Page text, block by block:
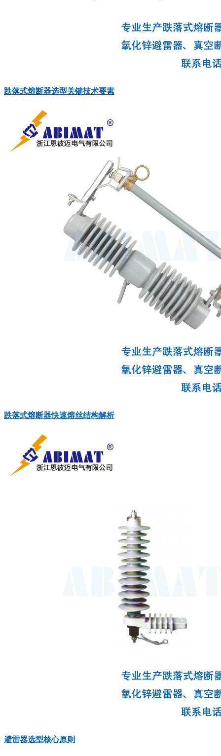
跌落式熔断器选型关键技术要素
跌落式熔断器快速熔丝结构解析
避雷器选型核心原则